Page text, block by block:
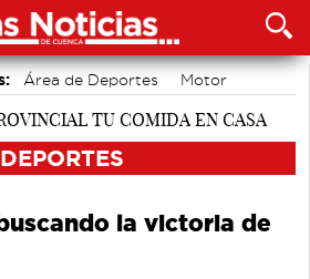
Área de Deportes
Motor
DEPORTES
la victoria de